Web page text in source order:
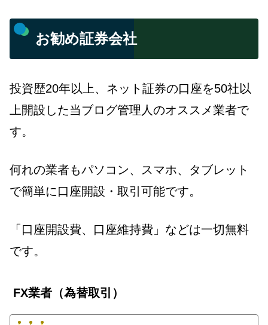
お勧め証券会社
投資歴20年以上、ネット証券の口座を50社以
上開設した当ブログ管理人のオススメ業者で
す。
何れの業者もパソコン、スマホ、タブレット
で簡単に口座開設・取引可能です。
「口座開設費、口座維持費」などは一切無料
です。
FX業者（為替取引）